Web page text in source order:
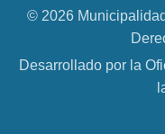
© 2026
Desarrollado por la